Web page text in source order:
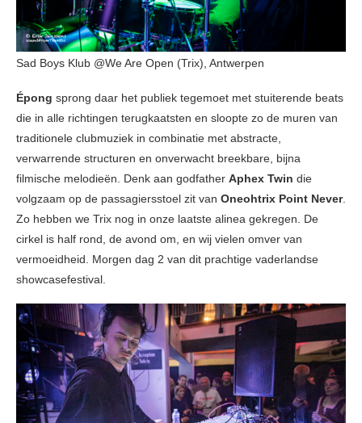
Sad Boys Klub @We Are Open (Trix), Antwerpen
Épong sprong daar het publiek tegemoet met stuiterende beats
die in alle richtingen terugkaatsten en sloopte zo de muren van
traditionele clubmuziek in combinatie met abstracte,
verwarrende structuren en onverwacht breekbare, bijna
filmische melodieën. Denk aan godfather Aphex Twin die
volgzaam op de passagiersstoel zit van Oneohtrix Point Never.
Zo hebben we Trix nog in onze laatste alinea gekregen. De
cirkel is half rond, de avond om, en wij vielen omver van
vermoeidheid. Morgen dag 2 van dit prachtige vaderlandse
showcasefestival.